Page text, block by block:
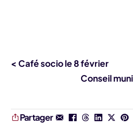
< Café socio le 8 février
Conseil
Partager